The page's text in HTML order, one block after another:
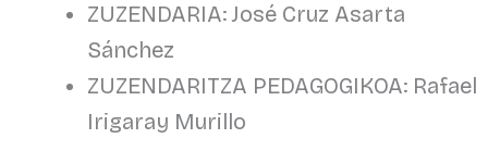
ZUZENDARIA: José Cruz Asarta
Sánchez
ZUZENDARITZA PEDAGOGIKOA: Rafael
Irigaray Murillo